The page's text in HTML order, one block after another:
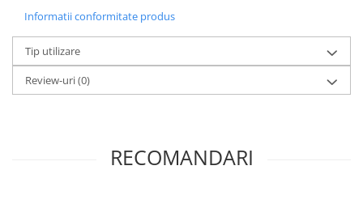
Turbine
Spirometre
Filtre antibacteriene
Informatii conformitate produs
Tip utilizare
Review-uri(0)
RECOMANDARI